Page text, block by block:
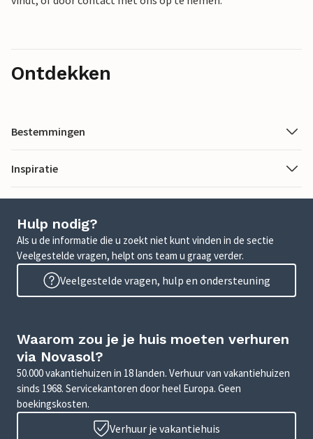
Ontdekken
Bestemmingen
Inspiratie
Hulp nodig?
Als u de informatie die u zoekt niet kunt vinden in de sectie
Veelgestelde vragen, helpt ons team u graag verder.
Veelgestelde vragen, hulp en ondersteuning
Waarom zou je je huis moeten verhuren
via Novasol?
50.000 vakantiehuizen in 18 landen. Verhuur van vakantiehuizen
sinds 1968. Servicekantoren door heel Europa. Geen
boekingskosten.
Verhuur je vakantiehuis